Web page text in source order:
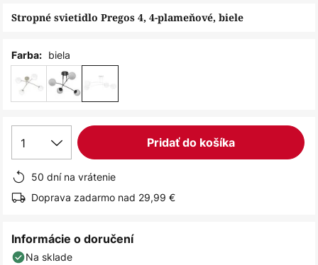
Stropné svietidlo Pregos 4, 4-plameňové, biele
Farba: biela
1 Pridať do košíka
50 dní na vrátenie
Doprava zadarmo nad 29,99 €
Informácie o doručení
Na sklade